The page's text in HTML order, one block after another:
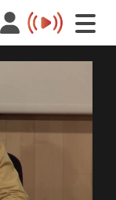
Toggle